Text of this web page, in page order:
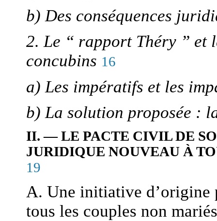
b) Des conséquences
2. Le “ rapport Théry ” et
concubins 16
a) Les impératifs et les
b) La solution proposée :
II. — LE PACTE CIVIL DE
JURIDIQUE NOUVEAU À
19
A. Une initiative d’origine
tous les couples non